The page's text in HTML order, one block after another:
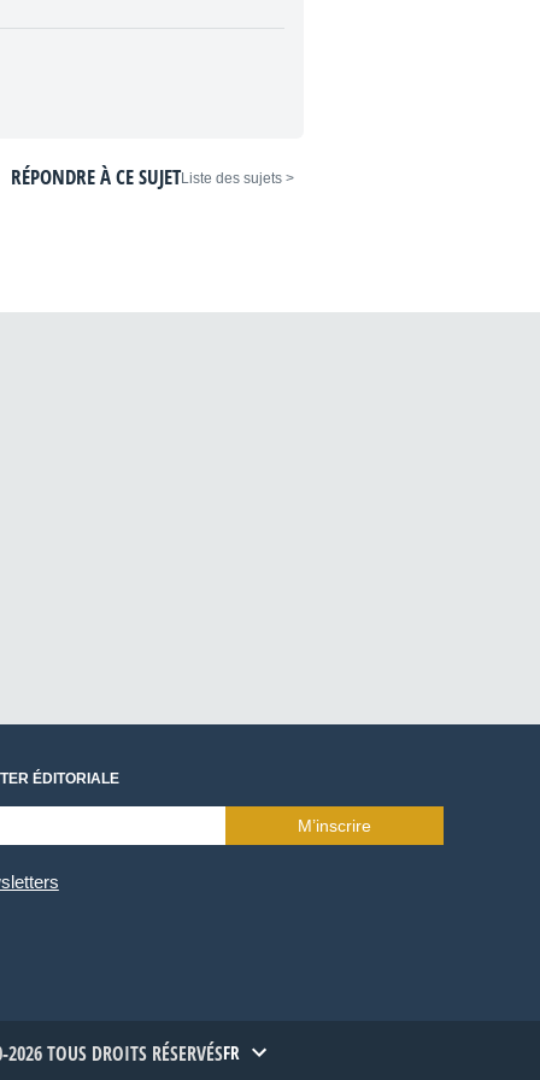
< Liste des sujets
RÉPONDRE À CE SUJET
ÉDITORIALE
M’inscrire
TOUS DROITS RÉSERVÉSFR